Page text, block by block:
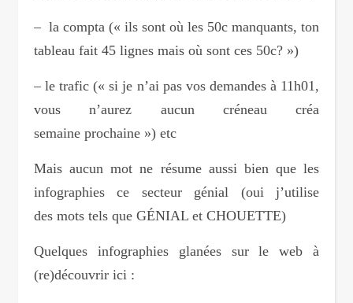
– la compta (« ils sont où les 50c manquants, ton
tableau fait 45 lignes mais où sont ces 50c? »)
– le trafic (« si je n’ai pas vos demandes à 11h01,
vous n’aurez aucun créneau créa
semaine prochaine ») etc
Mais aucun mot ne résume aussi bien que les
infographies ce secteur génial (oui j’utilise
des mots tels que GÉNIAL et CHOUETTE)
Quelques infographies glanées sur le web à
(re)découvrir ici :